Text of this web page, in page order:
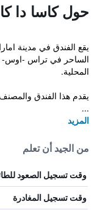
حول كاسا دا
يقع الفندق في مدينة
الساحر في تراس -اوس-
المحلية.
...
المزيد
من الجيد أن تعلم
وقت تسجيل الصعود
وقت تسجيل المغادرة